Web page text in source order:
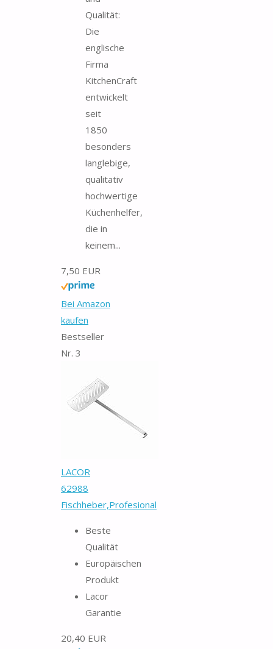
Qualität:
Die
englische
Firma
KitchenCraft
entwickelt
seit
1850
besonders
langlebige,
qualitativ
hochwertige
Küchenhelfer,
die in
keinem...
7,50 EUR
Bei Amazon
kaufen
Bestseller
Nr. 3
LACOR
62988
Fischheber,Profesional
Beste
Qualität
Europäischen
Produkt
Lacor
Garantie
20,40 EUR